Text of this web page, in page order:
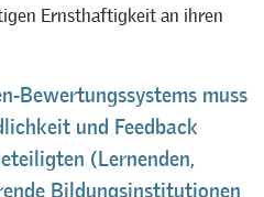
Ernsthaftigkeit an ihren
Bewertungssystems muss
und Feedback
(Lernenden,
Bildungsinstitutionen